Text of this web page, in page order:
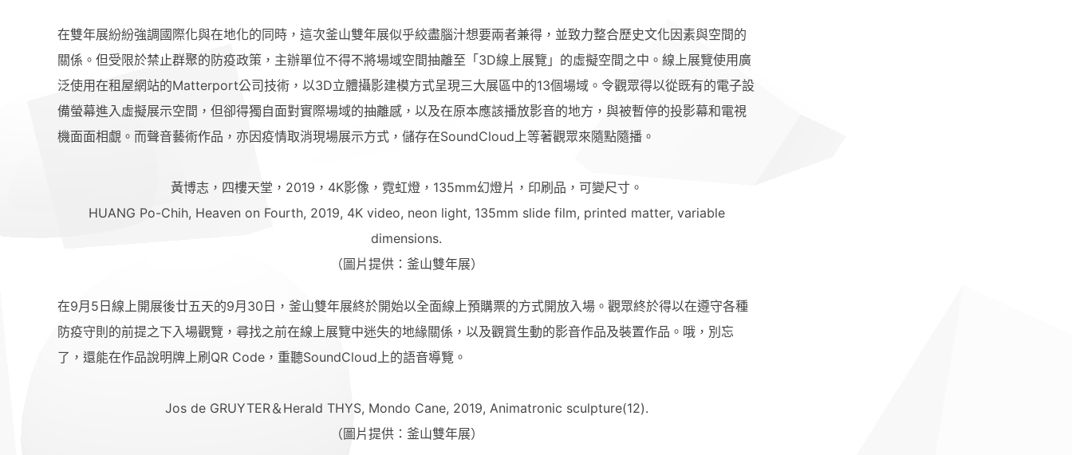
在雙年展紛紛強調國際化與在地化的同時，這次釜山雙年展似乎絞盡腦汁想要兩者兼得，並致力整合歷史文化因素與空間的
關係。但受限於禁止群聚的防疫政策，主辦單位不得不將場域空間抽離至「3D線上展覽」的虛擬空間之中。線上展覽使用廣
泛使用在租屋網站的Matterport公司技術，以3D立體攝影建模方式呈現三大展區中的13個場域。令觀眾得以從既有的電子設
備螢幕進入虛擬展示空間，但卻得獨自面對實際場域的抽離感，以及在原本應該播放影音的地方，與被暫停的投影幕和電視
機面面相覷。而聲音藝術作品，亦因疫情取消現場展示方式，儲存在SoundCloud上等著觀眾來隨點隨播。
黃博志，四樓天堂，2019，4K影像，霓虹燈，135mm幻燈片，印刷品，可變尺寸。
HUANG Po-Chih, Heaven on Fourth, 2019, 4K video, neon light, 135mm slide film, printed matter, variable
dimensions.
（圖片提供：釜山雙年展）
在9月5日線上開展後廿五天的9月30日，釜山雙年展終於開始以全面線上預購票的方式開放入場。觀眾終於得以在遵守各種
防疫守則的前提之下入場觀覽，尋找之前在線上展覽中迷失的地緣關係，以及觀賞生動的影音作品及裝置作品。哦，別忘
了，還能在作品說明牌上刷QR Code，重聽SoundCloud上的語音導覽。
Jos de GRUYTER＆Herald THYS, Mondo Cane, 2019, Animatronic sculpture(12).
（圖片提供：釜山雙年展）